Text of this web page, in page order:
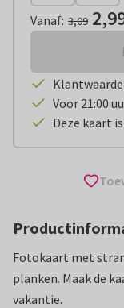
Vanaf: 3,09
Voor 21:00
Deze kaart
Fotokaart met
planken. Maak de
vakantie.